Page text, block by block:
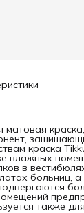
матовая
краска
влажных
в
больниц,
также